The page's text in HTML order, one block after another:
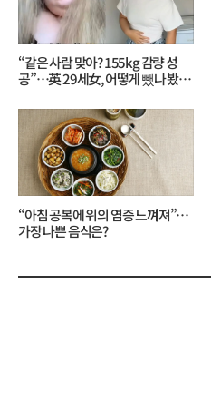
“같은 사람 맞아? 155kg 감량 성
공”…英 29세女, 어떻게 뺐나 봤더
“아침 공복에 위의 염증 느껴져”…
가장 나쁜 음식은?